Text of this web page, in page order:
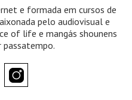
e formada em cursos de
pelo audiovisual e
of life e mangás shounens
passatempo.